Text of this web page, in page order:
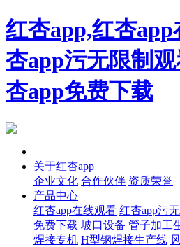
红杏app,红杏
杏app污无限制
杏app免费下载
关于红杏app
企业文化 合作伙伴 资质荣誉
产品中心
红杏app在线观看 红杏app污
免费下载 坡口设备 管子加工
焊接专机 H型钢焊接生产线